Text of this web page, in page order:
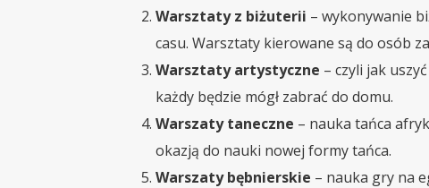
Warsztaty z biżuterii – wykonywanie
casu. Warsztaty kierowane są do osób
Warsztaty artystyczne – czyli jak
każdy będzie mógł zabrać do domu.
Warszaty taneczne – nauka tańca
okazją do nauki nowej formy tańca.
Warszaty bębnierskie – nauka gry na